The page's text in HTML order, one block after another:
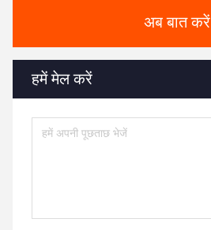
अब बात करें
हमें मेल करें